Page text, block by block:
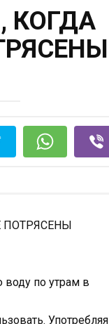
КОГДА
по утрам в
Употребляя